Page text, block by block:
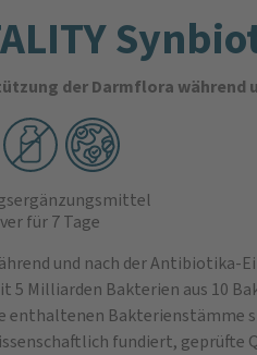
der Darmflora während
für 7 Tage
und nach der Antibiotika-
5 Milliarden Bakterien aus 10
enthaltenen Bakterienstämme
fundiert, geprüfte